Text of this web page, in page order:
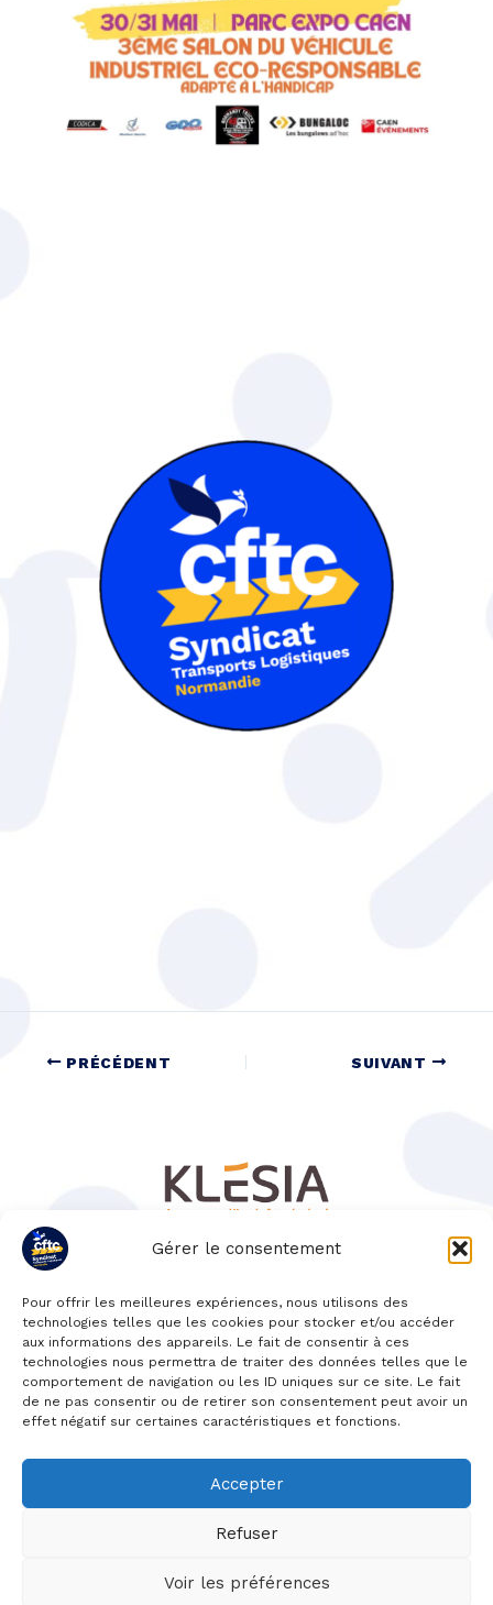
Gérer le consentement
Pour offrir les meilleures expériences, nous utilisons des
technologies telles que les cookies pour stocker et/ou accéder
aux informations des appareils. Le fait de consentir à ces
technologies nous permettra de traiter des données telles que le
comportement de navigation ou les ID uniques sur ce site. Le fait
de ne pas consentir ou de retirer son consentement peut avoir un
effet négatif sur certaines caractéristiques et fonctions.
Accepter
Refuser
Voir les préférences
PRÉCÉDENT SUIVANT
Copyright © 2026 Syndicat Régional CFTC des Transports